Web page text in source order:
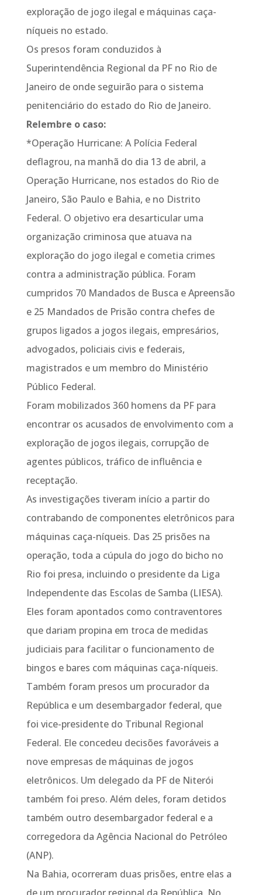
exploração de jogo ilegal e máquinas caça-
níqueis no estado.
Os presos foram conduzidos à
Superintendência Regional da PF no Rio de
Janeiro de onde seguirão para o sistema
penitenciário do estado do Rio de Janeiro.
Relembre o caso:
*Operação Hurricane: A Polícia Federal
deflagrou, na manhã do dia 13 de abril, a
Operação Hurricane, nos estados do Rio de
Janeiro, São Paulo e Bahia, e no Distrito
Federal. O objetivo era desarticular uma
organização criminosa que atuava na
exploração do jogo ilegal e cometia crimes
contra a administração pública. Foram
cumpridos 70 Mandados de Busca e Apreensão
e 25 Mandados de Prisão contra chefes de
grupos ligados a jogos ilegais, empresários,
advogados, policiais civis e federais,
magistrados e um membro do Ministério
Público Federal.
Foram mobilizados 360 homens da PF para
encontrar os acusados de envolvimento com a
exploração de jogos ilegais, corrupção de
agentes públicos, tráfico de influência e
receptação.
As investigações tiveram início a partir do
contrabando de componentes eletrônicos para
máquinas caça-níqueis. Das 25 prisões na
operação, toda a cúpula do jogo do bicho no
Rio foi presa, incluindo o presidente da Liga
Independente das Escolas de Samba (LIESA).
Eles foram apontados como contraventores
que dariam propina em troca de medidas
judiciais para facilitar o funcionamento de
bingos e bares com máquinas caça-níqueis.
Também foram presos um procurador da
República e um desembargador federal, que
foi vice-presidente do Tribunal Regional
Federal. Ele concedeu decisões favoráveis a
nove empresas de máquinas de jogos
eletrônicos. Um delegado da PF de Niterói
também foi preso. Além deles, foram detidos
também outro desembargador federal e a
corregedora da Agência Nacional do Petróleo
(ANP).
Na Bahia, ocorreram duas prisões, entre elas a